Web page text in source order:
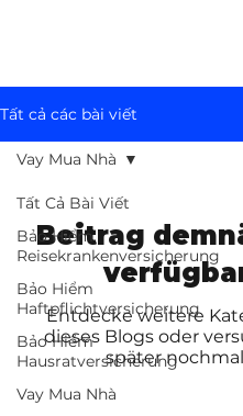
Tất cả các bài viết
Tất Cả Bài Viết
Bảo Hiểm
Reisekrankenversicherung
Bảo Hiểm
Haftpflichtversicherung
Bảo Hiểm
Hausratversicherung
Vay Mua Nhà
Vay Mua Nhà
Beitrag
Entdecke weitere
dieses Blogs oder
später